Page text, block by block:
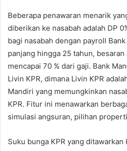
Beberapa penawaran menarik
diberikan ke nasabah adalah DP
bagi nasabah dengan payroll
panjang hingga 25 tahun,
mencapai 70 % dari gaji. Bank
Livin KPR, dimana Livin KPR
Mandiri yang memungkinkan
KPR. Fitur ini menawarkan
simulasi angsuran, pilihan
Suku bunga KPR yang